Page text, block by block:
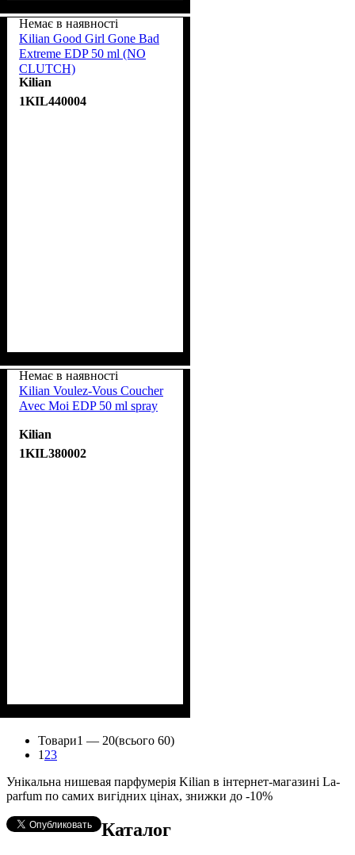
Немає в наявності
Kilian Good Girl Gone Bad
Extreme EDP 50 ml (NO
CLUTCH)
Kilian
1KIL440004
Немає в наявності
Kilian Voulez-Vous Coucher
Avec Moi EDP 50 ml spray
Kilian
1KIL380002
Товари1 — 20(всього 60)
1 23
Унікальна нишевая парфумерія Kilian в інтернет-магазині La-
parfum по самих вигідних цінах, знижки до -10%
Каталог